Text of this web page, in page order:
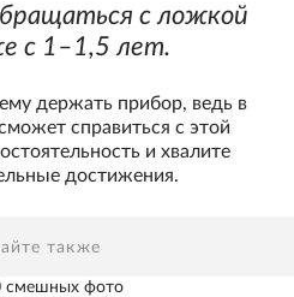
с ложкой
с 1–1,5 лет.
держать прибор, ведь в
справиться с этой
и хвалите
достижения.
также
смешных фото